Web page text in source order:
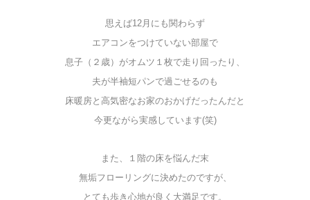
思えば12月にも関わらず
エアコンをつけていない部屋で
息子（２歳）がオムツ１枚で走り回ったり、
夫が半袖短パンで過ごせるのも
床暖房と高気密なお家のおかげだったんだと
今更ながら実感しています(笑)
また、１階の床を悩んだ末
無垢フローリングに決めたのですが、
とても歩き心地が良く大満足です。